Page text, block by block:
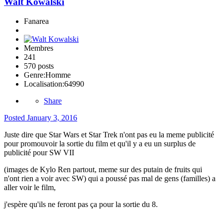
Fanarea
Membres
241
570 posts
Genre:Homme
Localisation:64990
Share
Posted January 3, 2016
Juste dire que Star Wars et Star Trek n'ont pas eu la meme publicité
pour promouvoir la sortie du film et qu'il y a eu un surplus de
publicité pour SW VII
(images de Kylo Ren partout, meme sur des putain de fruits qui
n'ont rien a voir avec SW) qui a poussé pas mal de gens (familles) a
aller voir le film,
j'espère qu'ils ne feront pas ça pour la sortie du 8.